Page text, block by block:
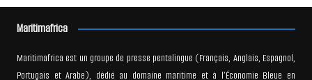
Maritimafrica
Maritimafrica est un groupe de presse pentalingue (Français, Anglais, Espagnol,
Portugais et Arabe), dédié au domaine maritime et à l’Économie Bleue en